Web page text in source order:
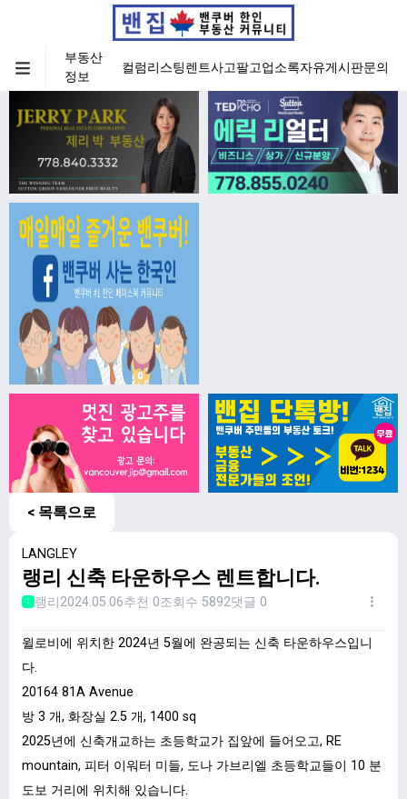
부동산
정보
컬럼리스팅렌트사고팔고업소록자유게시판문의
< 목록으로
LANGLEY
랭리 신축 타운하우스 렌트합니다.
1 랭리2024.05.06추천 0조회수 5892댓글 0
윌로비에 위치한 2024년 5월에 완공되는 신축 타운하우스입니
다.
20164 81A Avenue
방 3 개, 화장실 2.5 개, 1400 sq
2025년에 신축개교하는 초등학교가 집앞에 들어오고, RE
mountain, 피터 이워터 미들, 도나 가브리엘 초등학교들이 10 분
도보 거리에 위치해 있습니다.